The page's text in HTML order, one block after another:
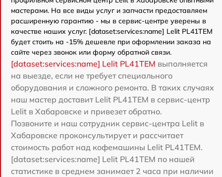
мастерами. На все виды услуг и запчасти предоставляем
расширенную гарантию - мы в сервис-центре уверены в
качестве наших услуг. [dataset:services:name] Lelit PL41TEM
будет стоить на -15% дешевле при оформлении заказа на
сайте через звонок или форму обратной связи.
[dataset:services:name] Lelit PL41TEM выполняется
на выезде, если не требует специального
оборудования и сложного ремонта. В таких случаях
наш мастер доставит Lelit PL41TEM в сервис-центр
Lelit в Хабаровске и привезет обратно.
Позвоните и наш сотрудник сервис-центра Lelit в
Хабаровске проконсультирует и рассчитает
стоимость работ над кофемашины Lelit PL41TEM.
[dataset:services:name] Lelit PL41TEM по нашей
статистике в среднем занимает 2 часа при наличии